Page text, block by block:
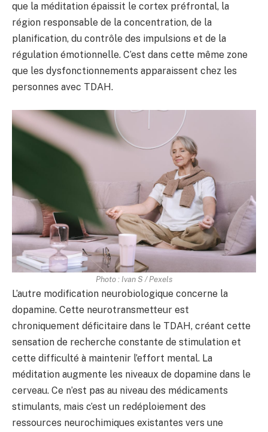
que la méditation épaissit le cortex préfrontal, la
région responsable de la concentration, de la
planification, du contrôle des impulsions et de la
régulation émotionnelle. C’est dans cette même zone
que les dysfonctionnements apparaissent chez les
personnes avec TDAH.
Photo : Ivan S / Pexels
L’autre modification neurobiologique concerne la
dopamine. Cette neurotransmetteur est
chroniquement déficitaire dans le TDAH, créant cette
sensation de recherche constante de stimulation et
cette difficulté à maintenir l’effort mental. La
méditation augmente les niveaux de dopamine dans le
cerveau. Ce n’est pas au niveau des médicaments
stimulants, mais c’est un redéploiement des
ressources neurochimiques existantes vers une